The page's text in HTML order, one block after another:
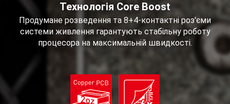
Технологія Core Boost
Продумане розведення та 8+4-контактні роз'єми
системи живлення гарантують стабільну роботу
процесора на максимальній швидкості.